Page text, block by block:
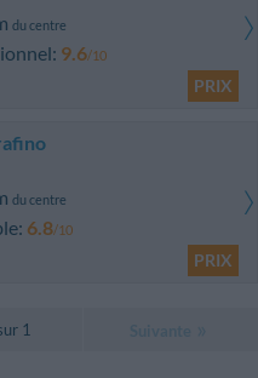
du centre
9.6/10
PRIX
du centre
6.8/10
PRIX
1